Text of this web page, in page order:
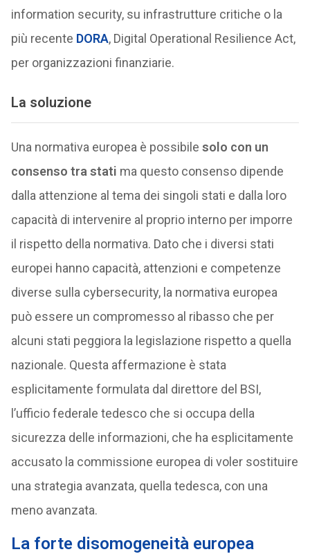
information security, su infrastrutture critiche o la
più recente DORA, Digital Operational Resilience Act,
per organizzazioni finanziarie.
La soluzione
Una normativa europea è possibile solo con un
consenso tra stati ma questo consenso dipende
dalla attenzione al tema dei singoli stati e dalla loro
capacità di intervenire al proprio interno per imporre
il rispetto della normativa. Dato che i diversi stati
europei hanno capacità, attenzioni e competenze
diverse sulla cybersecurity, la normativa europea
può essere un compromesso al ribasso che per
alcuni stati peggiora la legislazione rispetto a quella
nazionale. Questa affermazione è stata
esplicitamente formulata dal direttore del BSI,
l’ufficio federale tedesco che si occupa della
sicurezza delle informazioni, che ha esplicitamente
accusato la commissione europea di voler sostituire
una strategia avanzata, quella tedesca, con una
meno avanzata.
La forte disomogeneità europea